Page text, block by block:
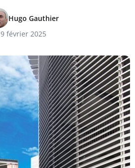
Hugo Gauthier
9 février 2025